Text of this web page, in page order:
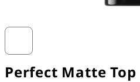
Perfect Matte